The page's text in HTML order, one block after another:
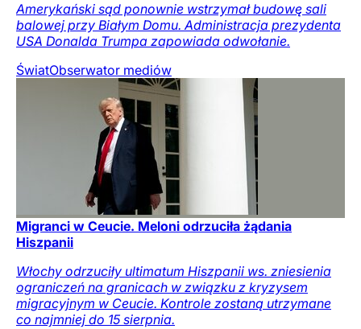
Amerykański sąd ponownie wstrzymał budowę sali
balowej przy Białym Domu. Administracja prezydenta
USA Donalda Trumpa zapowiada odwołanie.
ŚwiatObserwator mediów
Migranci w Ceucie. Meloni odrzuciła żądania
Hiszpanii
Włochy odrzuciły ultimatum Hiszpanii ws. zniesienia
ograniczeń na granicach w związku z kryzysem
migracyjnym w Ceucie. Kontrole zostaną utrzymane
co najmniej do 15 sierpnia.